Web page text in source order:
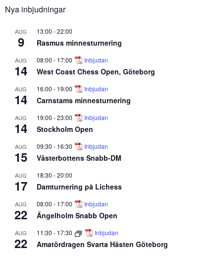
Nya inbjudningar
AUG
9
13:00 -22:00
Rasmus minnesturnering
AUG
14
08:00 - 17:00 Inbjudan
West Coast Chess Open, Göteborg
AUG
14
16:00 - 19:00 Inbjudan
Carnstams minnesturnering
AUG
14
19:00 -23:00 Inbjudan
Stockholm Open
AUG
15
09:30 - 16:30 Inbjudan
Västerbottens Snabb-DM
AUG
17
18:30 -20:00
Damturnering på Lichess
AUG
22
08:00 - 17:00 Inbjudan
Ängelholm Snabb Open
AUG
22
11:30 - 17:30 Inbjudan
Amatördragen Svarta Hästen Göteborg